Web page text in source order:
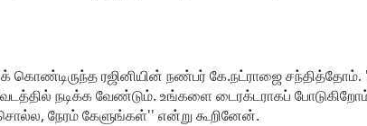
கொண்டிருந்த ரஜினியின் நண்பர் கே.நட்ராஜை
நடிக்க வேண்டும். உங்களை டைரக்டராகப்
நேரம் கேளுங்கள்'' என்று கூறினேன்.